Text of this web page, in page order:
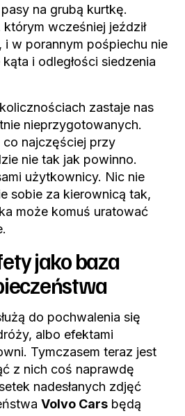
pasy na grubą kurtkę.
wcześniej jeździł
i w porannym pośpiechu nie
i odległości siedzenia
zastaje nas
nieprzygotowanych.
najczęściej przy
nie tak jak powinno.
użytkownicy. Nic nie
sobie za kierownicą tak,
może komuś uratować
jako baza
do pochwalenia się
albo efektami
Tymczasem teraz jest
z nich coś naprawdę
nadesłanych zdjęć
Volvo Cars będą